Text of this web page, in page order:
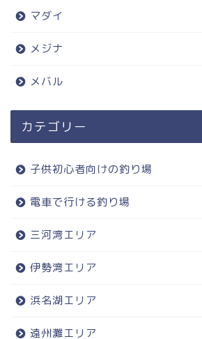
マダイ
メジナ
メバル
カテゴリー
子供初心者向けの釣り場
電車で行ける釣り場
三河湾エリア
伊勢湾エリア
浜名湖エリア
遠州灘エリア